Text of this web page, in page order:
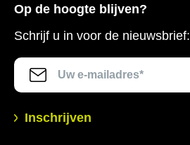
Op de hoogte blijven?
Schrijf u in voor de nieuwsbrief:
Inschrijven